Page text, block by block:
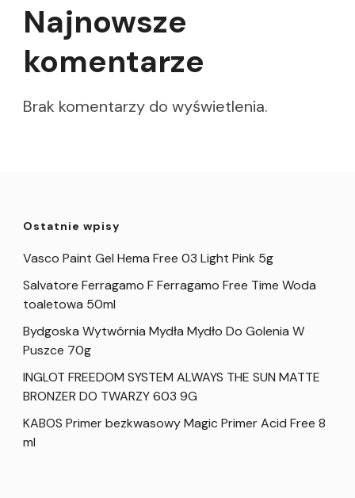
Najnowsze
komentarze
Brak komentarzy do wyświetlenia.
Ostatnie wpisy
Vasco Paint Gel Hema Free 03 Light Pink 5g
Salvatore Ferragamo F Ferragamo Free Time Woda
toaletowa 50ml
Bydgoska Wytwórnia Mydła Mydło Do Golenia W
Puszce 70g
INGLOT FREEDOM SYSTEM ALWAYS THE SUN MATTE
BRONZER DO TWARZY 603 9G
KABOS Primer bezkwasowy Magic Primer Acid Free 8
ml